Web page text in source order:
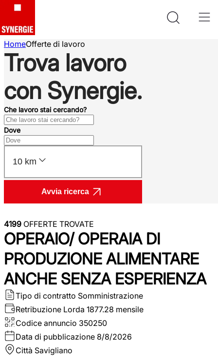
HomeOfferte di lavoro
Trova lavoro
con Synergie.
Che lavoro stai cercando?
Dove
10 km
Avvia ricerca
4199 OFFERTE TROVATE
OPERAIO/ OPERAIA DI
PRODUZIONE ALIMENTARE
ANCHE SENZA ESPERIENZA
Tipo di contratto Somministrazione
Retribuzione Lorda 1877.28 mensile
Codice annuncio 350250
Data di pubblicazione 8/8/2026
Città Savigliano